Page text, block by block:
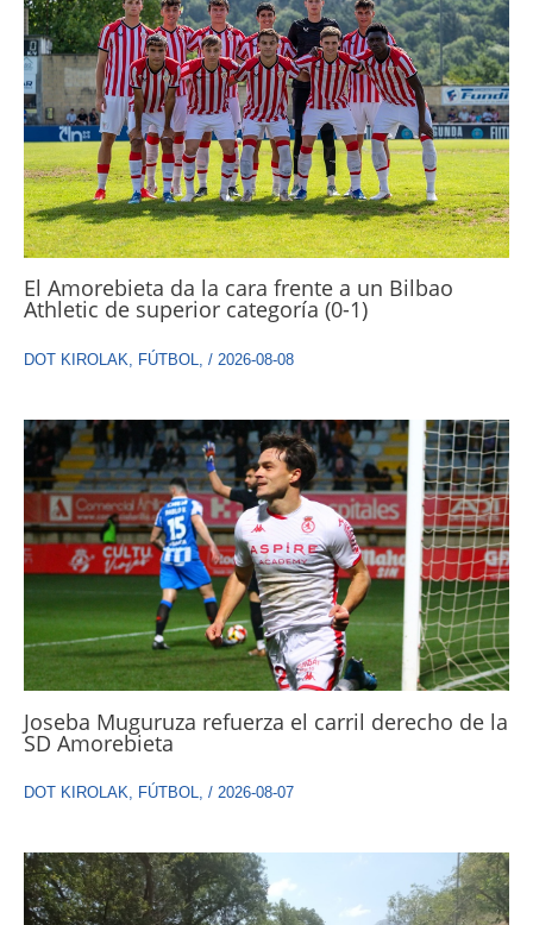
El Amorebieta da la cara frente a un Bilbao
Athletic de superior categoría (0-1)
DOT KIROLAK FÚTBOL / 2026-08-08
Joseba Muguruza refuerza el carril derecho de la
SD Amorebieta
DOT KIROLAK FÚTBOL / 2026-08-07